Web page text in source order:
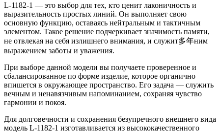
L-1182-1 — это выбор для тех, кто ценит лаконичность и
выразительность простых линий. Он выполняет свою
основную функцию, оставаясь нейтральным и тактичным
элементом. Такое решение подчеркивает значимость памяти,
не отвлекая на себя излишнего внимания, и служит多年ним
выражением заботы и уважения.
При выборе данной модели вы получаете проверенное и
сбалансированное по форме изделие, которое органично
впишется в окружающее пространство. Его задача — служить
вечным и ненавязчивым напоминанием, сохраняя чувство
гармонии и покоя.
Для долговечности и сохранения безупречного внешнего вида
модель L-1182-1 изготавливается из высококачественного